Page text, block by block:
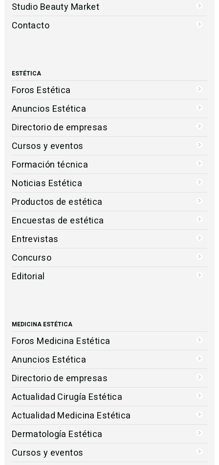
Studio Beauty Market
Contacto
ESTÉTICA
Foros Estética
Anuncios Estética
Directorio de empresas
Cursos y eventos
Formación técnica
Noticias Estética
Productos de estética
Encuestas de estética
Entrevistas
Concurso
Editorial
MEDICINA ESTÉTICA
Foros Medicina Estética
Anuncios Estética
Directorio de empresas
Actualidad Cirugía Estética
Actualidad Medicina Estética
Dermatología Estética
Cursos y eventos